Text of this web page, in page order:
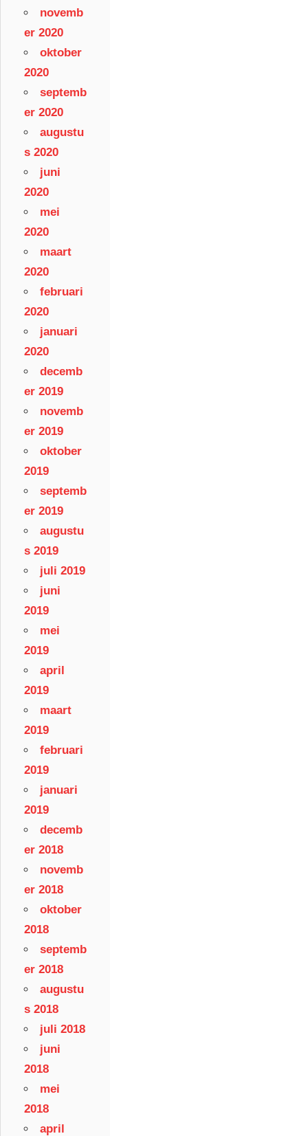
novemb
er 2020
oktober
2020
septemb
er 2020
augustu
s 2020
juni
2020
mei
2020
maart
2020
februari
2020
januari
2020
decemb
er 2019
novemb
er 2019
oktober
2019
septemb
er 2019
augustu
s 2019
juli 2019
juni
2019
mei
2019
april
2019
maart
2019
februari
2019
januari
2019
decemb
er 2018
novemb
er 2018
oktober
2018
septemb
er 2018
augustu
s 2018
juli 2018
juni
2018
mei
2018
april